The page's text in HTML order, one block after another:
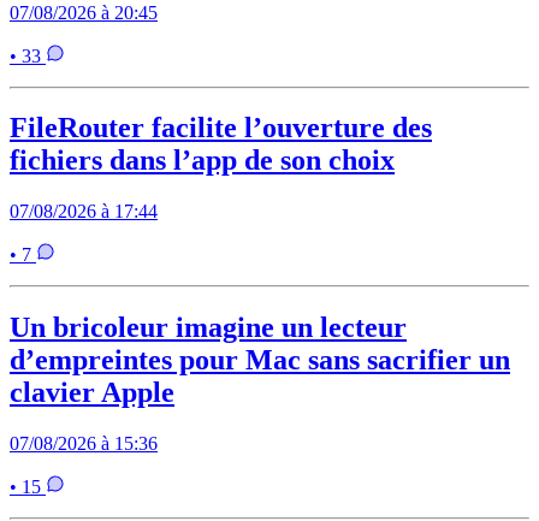
07/08/2026 à 20:45
• 33
FileRouter facilite l’ouverture des
fichiers dans l’app de son choix
07/08/2026 à 17:44
• 7
Un bricoleur imagine un lecteur
d’empreintes pour Mac sans sacrifier un
clavier Apple
07/08/2026 à 15:36
• 15